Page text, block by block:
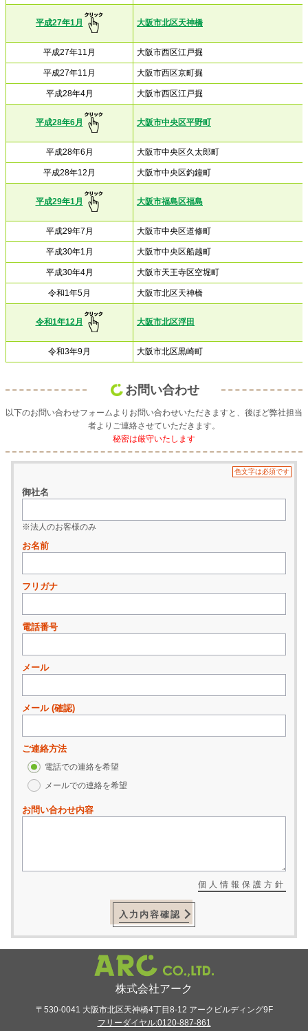
平成27年1月 大阪市北区天神橋
平成27年11月 大阪市西区江戸掘
平成27年11月 大阪市西区京町掘
平成28年4月 大阪市西区江戸掘
平成28年6月 大阪市中央区平野町
平成28年6月 大阪市中央区久太郎町
平成28年12月 大阪市中央区釣鐘町
平成29年1月 大阪市福島区福島
平成29年7月 大阪市中央区道修町
平成30年1月 大阪市中央区船越町
平成30年4月 大阪市天王寺区空堀町
令和1年5月 大阪市北区天神橋
令和1年12月 大阪市北区浮田
令和3年9月 大阪市北区黒崎町
お問い合わせ
以下のお問い合わせフォームよりお問い合わせいただきますと、後ほど弊社担当
者よりご連絡させていただきます。
秘密は厳守いたします
色文字は必須です
御社名
※法人のお客様のみ
お名前
フリガナ
電話番号
メール
メール (確認)
ご連絡方法
電話での連絡を希望
メールでの連絡を希望
お問い合わせ内容
個人情報保護方針
入力内容確認
株式会社アーク
〒530-0041 大阪市北区天神橋4丁目8-12 アークビルディング9F
フリーダイヤル:0120-887-861